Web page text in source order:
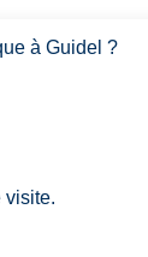
à Guidel ?
visite.